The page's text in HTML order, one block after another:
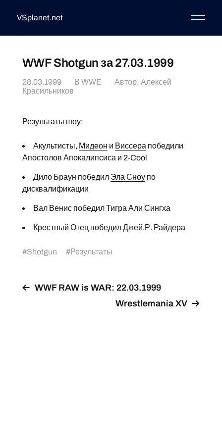
VSplanet.net
WWF Shotgun за 27.03.1999
28.03.1999 В WWE Автор: Алексей
Красильников
Результаты шоу:
Акультисты, Мидеон и Виссера победили
Апостолов Апокалипсиса и 2-Cool
Дило Браун победил Эла Сноупо
дисквалификации
Вал Венис победил Тигра Али Сингха
Крестный Отец победил Джей.Р. Райдера
#Shotgun #Результаты
WWF RAW is WAR: 22.03.1999
Wrestlemania XV